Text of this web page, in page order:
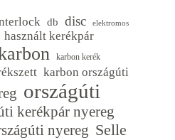
db disc
elektromos
használt kerékpár
karbon kerék
karbon országúti
országúti
kerékpár nyereg
nyereg Selle